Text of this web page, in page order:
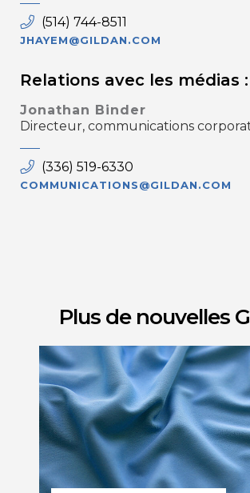
(514) 744-8511
JHAYEM@GILDAN.COM
Relations avec les médias :
Jonathan Binder
Directeur, communications
(336) 519-6330
COMMUNICATIONS@GILDAN.COM
Plus de nouvelles